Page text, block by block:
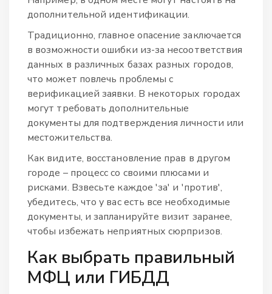
дополнительной идентификации.
Традиционно, главное опасение заключается
в возможности ошибки из-за несоответствия
данных в различных базах разных городов,
что может повлечь проблемы с
верификацией заявки. В некоторых городах
могут требовать дополнительные
документы для подтверждения личности или
местожительства.
Как видите, восстановление прав в другом
городе – процесс со своими плюсами и
рисками. Взвесьте каждое 'за' и 'против',
убедитесь, что у вас есть все необходимые
документы, и запланируйте визит заранее,
чтобы избежать неприятных сюрпризов.
Как выбрать правильный
МФЦ или ГИБДД